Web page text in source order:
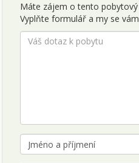
Máte zájem o tento
Vyplňte formulář a my se